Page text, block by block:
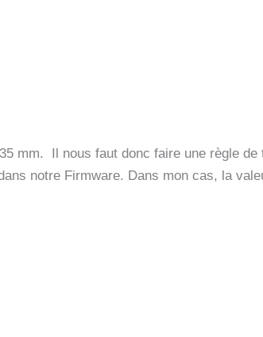
mm. Il nous faut donc faire une règle
notre Firmware. Dans mon cas, la